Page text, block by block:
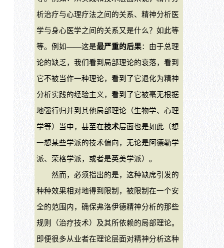
析治疗与心理疗法之间的关系、精神分析医
学与身心医学之间的关系又是什么？如此等
等。例如——这是最严重的后果：由于总理
论的缺乏，我们看到局部理论的衰落，看到
它不被当作一种理论，看到了它退化为精神
分析实践的经验主义，看到了它被毫无根据
地强行归并到其他局部理论（生物学、心理
学等）当中，甚至在技术层面也是如此（想
一想某些学派的技术偏向，无论是阿德勒学
派、荣格学派，或者是英美学派）。
然而，必须指出的是，这种缺席引发的
种种效果相对地得到限制，被限制在一个安
全的范围内，确保弗洛伊德精神分析的那些
规则（治疗技术）及其所依赖的局部理论。
即便很多从业者在理论层面对精神分析这种